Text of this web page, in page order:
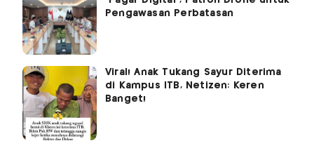
Pengawasan Perbatasan
Viral! Anak Tukang Sayur Diterima
di Kampus ITB, Netizen: Keren
Banget!